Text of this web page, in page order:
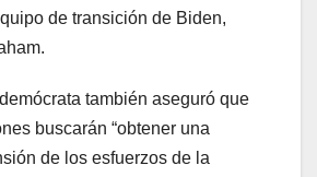
de transición de Biden,
también aseguró que
buscarán “obtener una
de los esfuerzos de la